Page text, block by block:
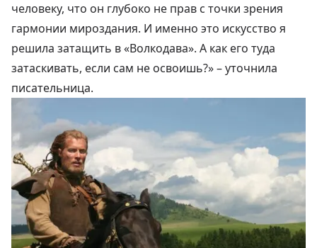
человеку, что он глубоко не прав с точки зрения
гармонии мироздания. И именно это искусство я
решила затащить в «Волкодава». А как его туда
затаскивать, если сам не освоишь?» –уточнила
писательница.